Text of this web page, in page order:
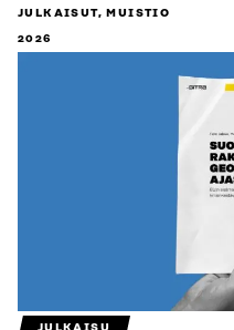
JULKAISUT, MUISTIO
2026